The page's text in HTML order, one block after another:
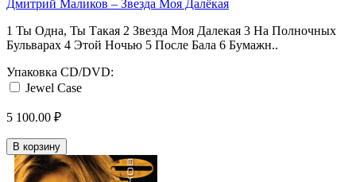
Дмитрий Маликов ‎– Звезда Моя Далёкая
1 Ты Одна, Ты Такая 2 Звезда Моя Далекая 3 На Полночных
Бульварах 4 Этой Ночью 5 После Бала 6 Бумажн..
Упаковка CD/DVD:
Jewel Case
5 100.00 ₽
В корзину